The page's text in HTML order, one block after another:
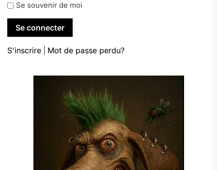
Se souvenir de moi
S'inscrire Mot de passe perdu?